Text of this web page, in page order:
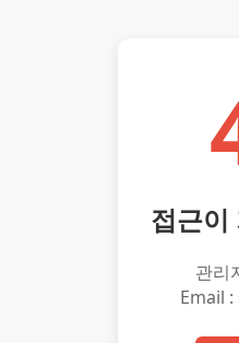
접근이
관리
Email